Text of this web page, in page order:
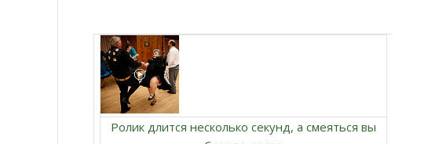
Ролик длится несколько секунд, а смеяться вы